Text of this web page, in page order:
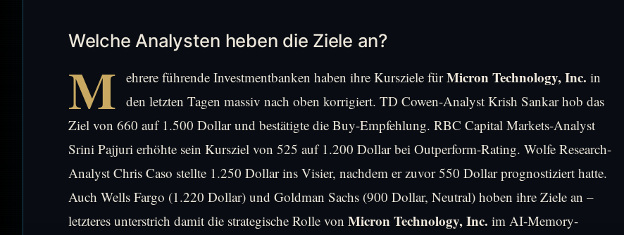
Welche Analysten heben die Ziele an?
M ehrere führende Investmentbanken haben ihre Kursziele fürMicron Technology, Inc. in
den letzten Tagen massiv nach oben korrigiert. TD Cowen-Analyst Krish Sankar hob das
Ziel von 660 auf 1.500 Dollar und bestätigte die Buy-Empfehlung. RBC Capital Markets-Analyst
Srini Pajjuri erhöhte sein Kursziel von 525 auf 1.200 Dollar bei Outperform-Rating. Wolfe Research-
Analyst Chris Caso stellte 1.250 Dollar ins Visier, nachdem er zuvor 550 Dollar prognostiziert hatte.
Auch Wells Fargo (1.220 Dollar) und Goldman Sachs (900 Dollar, Neutral) hoben ihre Ziele an –
letzteres unterstrich damit die strategische Rolle von Micron Technology, Inc. im AI-Memory-